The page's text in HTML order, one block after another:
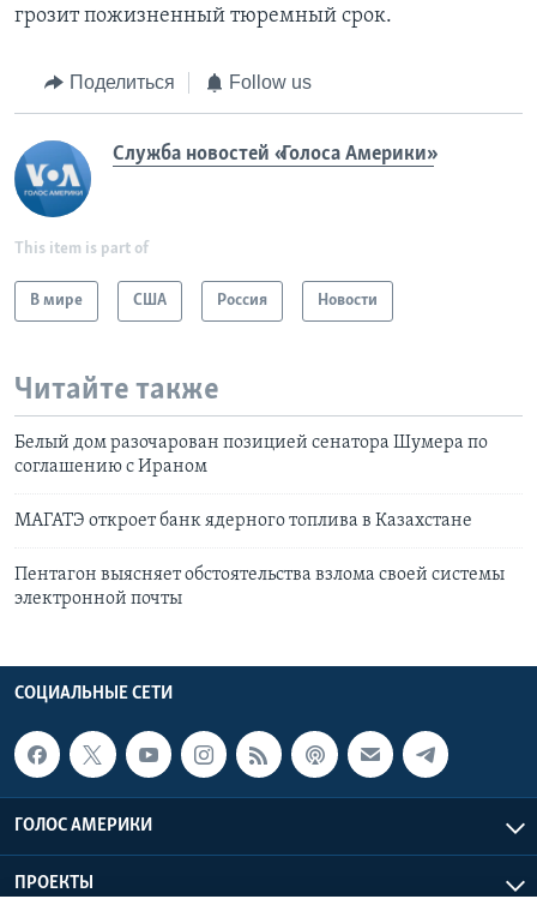
грозит пожизненный тюремный срок.
Поделиться Follow us
Служба новостей «Голоса Америки»
This item is part of
В мире США Россия Новости
Читайте также
Белый дом разочарован позицией сенатора Шумера по
соглашению с Ираном
МАГАТЭ откроет банк ядерного топлива в Казахстане
Пентагон выясняет обстоятельства взлома своей системы
электронной почты
СОЦИАЛЬНЫЕ СЕТИ
ГОЛОС АМЕРИКИ
ПРОЕКТЫ